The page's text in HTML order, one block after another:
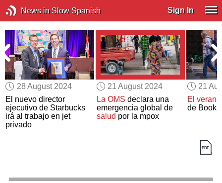
News in Slow Spanish Sign In
28 August 2024
El nuevo director
ejecutivo de Starbucks
irá al trabajo en jet
privado
21 August 2024
La OMS declara una
emergencia global de
salud por la mpox
21
El
de